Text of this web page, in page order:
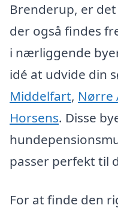
Brenderup, er
der også findes
i nærliggende
idé at udvide din
Middelfart, Nørre
Horsens. Disse
passer perfekt til
For at finde den